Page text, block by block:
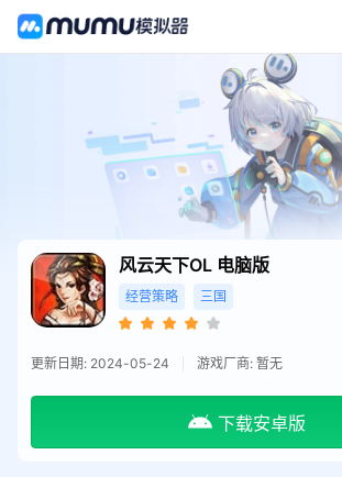
风云天下OL 电脑版
经营策略 三国
更新日期: 2024-05-24 游戏厂商: 暂无
下载安卓版